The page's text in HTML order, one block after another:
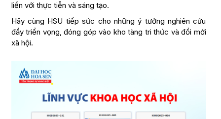
liền với thực tiễn và sáng tạo.
Hãy cùng HSU tiếp sức cho những ý tưởng nghiên cứu
đầy triển vọng, đóng góp vào kho tàng tri thức và đổi mới
xã hội.